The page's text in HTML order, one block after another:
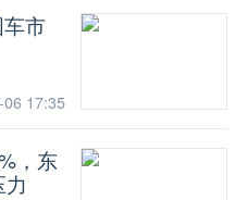
市
17:35
，东